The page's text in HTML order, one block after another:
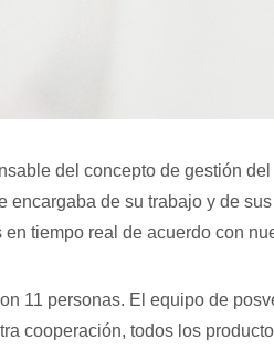
del concepto de gestión
de su trabajo y de
tiempo real de acuerdo con
11 personas. El equipo de
cooperación, todos los